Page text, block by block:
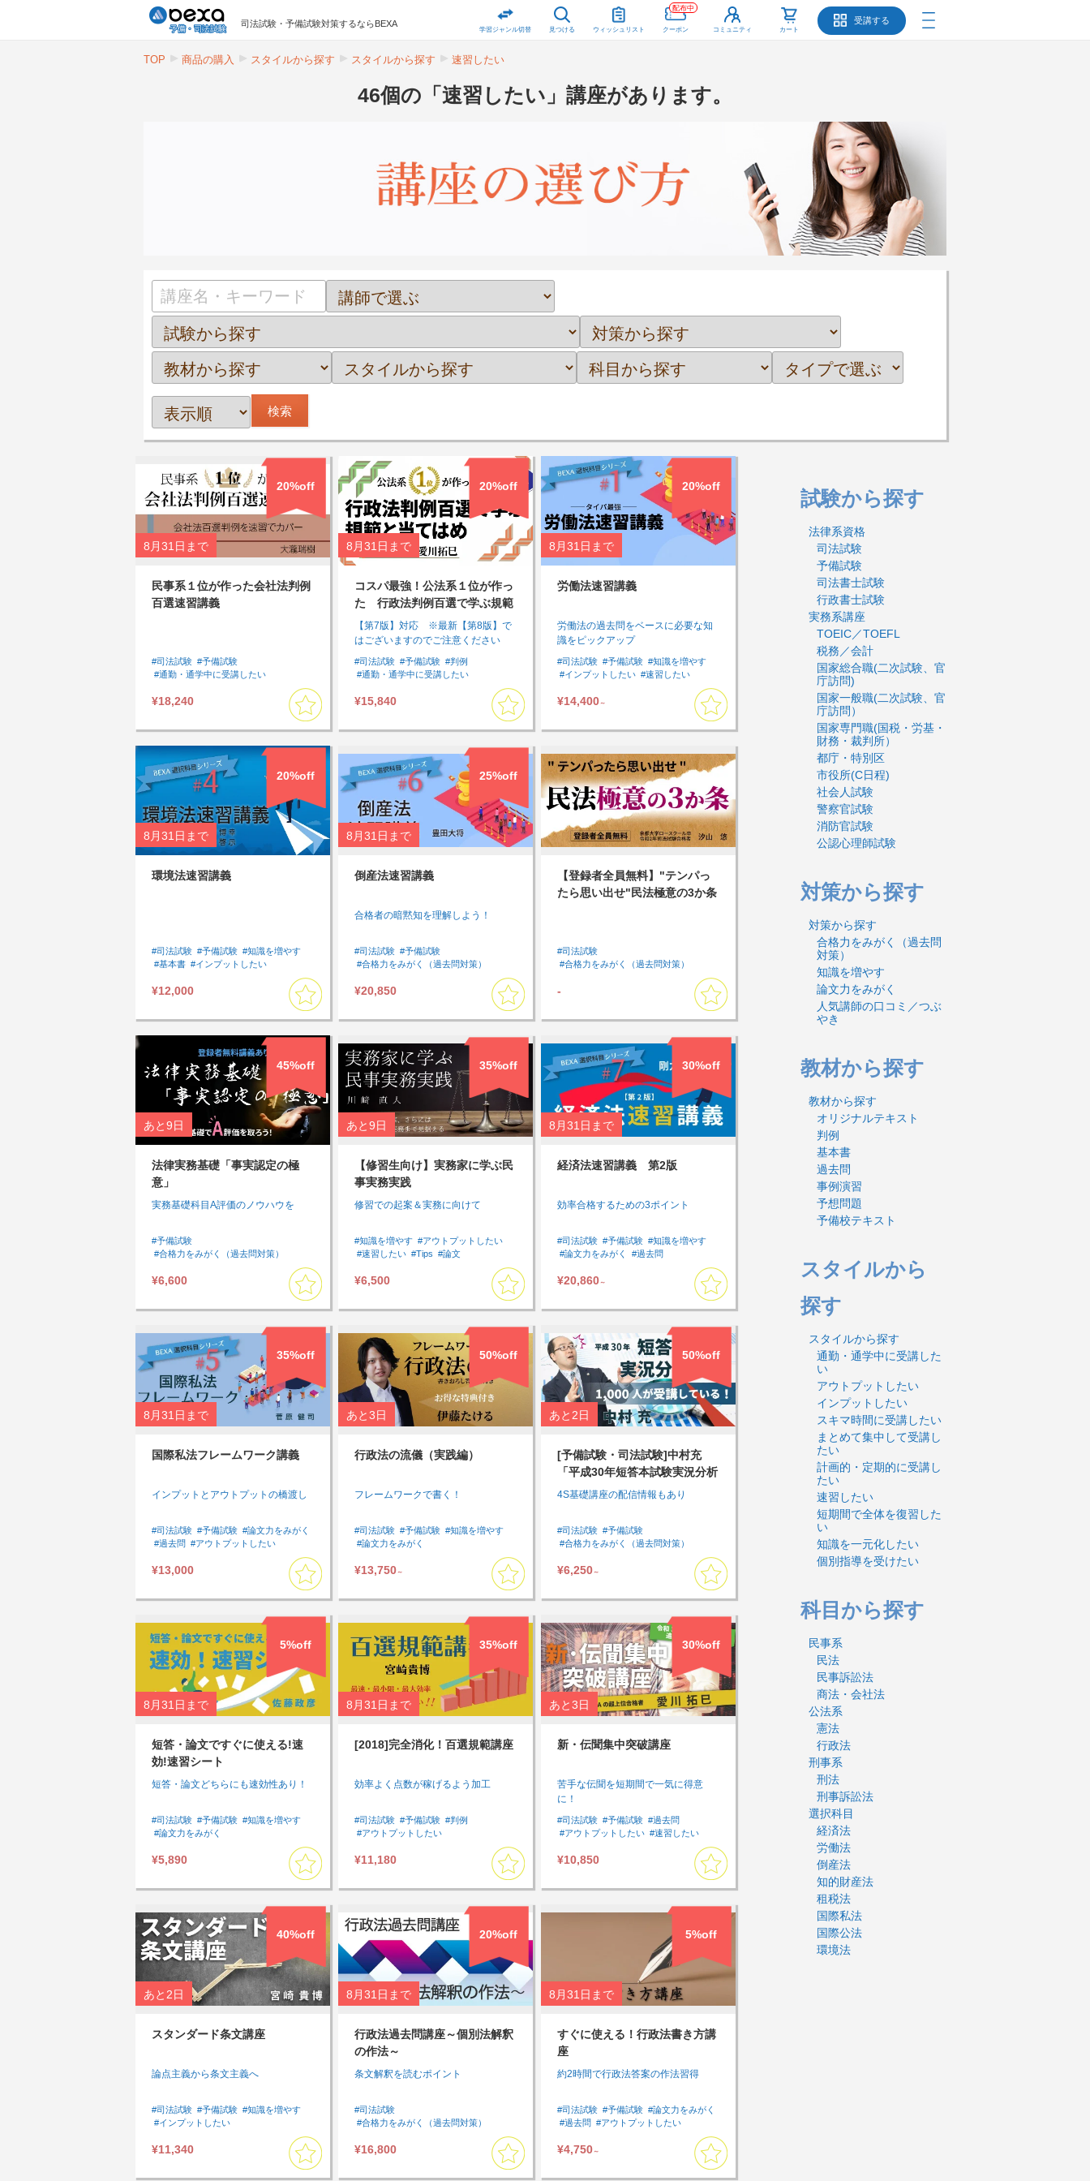
司法試験・予備試験対策するならBEXA
学習ジャンル切替 見つける ウィッシュリスト クーポン
配布中
コミュニティ カート
受講する
TOP 商品の購入 スタイルから探す スタイルから探す 速習したい
46個の「速習したい」講座があります。
民事系１位が作った会社法判例
百選速習講義
#司法試験 #予備試験
#通勤・通学中に受講したい
#速習したい
#論文対策
20%off
¥18,240
8月31日 まで
コスパ最強！公法系１位が作っ
た 行政法判例百選で学ぶ規範
と当てはめ
【第7版】対応 ※最新【第8版】で
はございますのでご注意ください
#司法試験 #予備試験 #判例
#通勤・通学中に受講したい
#速習したい
20%off
¥15,840
8月31日 まで
労働法速習講義
労働法の過去問をベースに必要な知
識をピックアップ
#司法試験 #予備試験 #知識を増やす
#インプットしたい #速習したい
#選択科目
#選択科目講座
20%off
¥14,400 ～
8月31日 まで
環境法速習講義
#司法試験 #予備試験 #知識を増やす
#基本書 #インプットしたい
#論文対策
#選択科目
20%off
¥12,000
8月31日 まで
倒産法速習講義
合格者の暗黙知を理解しよう！
#司法試験 #予備試験
#合格力をみがく（過去問対策）
#通勤・通学中に受講したい
#論文対策
25%off
¥20,850
8月31日 まで
【登録者全員無料】"テンパっ
たら思い出せ"民法極意の3か条
#司法試験
#合格力をみがく（過去問対策）
#速習したい
#民法
-
法律実務基礎「事実認定の極
意」
実務基礎科目A評価のノウハウを
#予備試験
#合格力をみがく（過去問対策）
#インプットしたい
#速習したい
45%off
¥6,600
あと9日
【修習生向け】実務家に学ぶ民
事実務実践
修習での起案＆実務に向けて
#知識を増やす #アウトプットしたい
#速習したい #Tips #論文
35%off
¥6,500
あと9日
経済法速習講義 第2版
効率合格するための3ポイント
#司法試験 #予備試験 #知識を増やす
#論文力をみがく
#過去問
#スキマ時間に受講したい
#速習したい
#選択科目
30%off
¥20,860 ～
8月31日 まで
国際私法フレームワーク講義
インプットとアウトプットの橋渡し
#司法試験 #予備試験 #論文力をみがく
#過去問 #アウトプットしたい
#論文対策
#選択科目講座
35%off
¥13,000
8月31日 まで
行政法の流儀（実践編）
フレームワークで書く！
#司法試験 #予備試験 #知識を増やす
#論文力をみがく
#アウトプットしたい
#基本７科目 #論文フレームワーク
#判例対策
50%off
¥13,750 ～
あと3日
[予備試験・司法試験]中村充
「平成30年短答本試験実況分析
講義」
4S基礎講座の配信情報もあり
#司法試験 #予備試験
#合格力をみがく（過去問対策）
#速習したい
#基本７科目
50%off
¥6,250 ～
あと 2日
短答・論文ですぐに使える!速
効!速習シート
短答・論文どちらにも速効性あり！
#司法試験 #予備試験 #知識を増やす
#論文力をみがく
#速習したい
#Tips #インプット
5%off
¥5,890
8月31日 まで
[2018]完全消化！百選規範講座
効率よく点数が稼げるよう加工
#司法試験 #予備試験 #判例
#アウトプットしたい
#速習したい
#短期間で全体を復習したい
#論文対策
35%off
¥11,180
8月31日 まで
新・伝聞集中突破講座
苦手な伝聞を短期間で一気に得意
に！
#司法試験 #予備試験 #過去問
#アウトプットしたい #速習したい
#基本７科目
#苦手分野対策
30%off
¥10,850
あと3日
スタンダード条文講座
論点主義から条文主義へ
#司法試験 #予備試験 #知識を増やす
#インプットしたい
#速習したい
#民法 #刑法
#基本７科目
40%off
¥11,340
あと 2日
行政法過去問講座～個別法解釈
の作法～
条文解釈を読むポイント
#司法試験
#合格力をみがく（過去問対策）
#アウトプットしたい
#速習したい
#基本７科目
20%off
¥16,800
8月31日 まで
すぐに使える！行政法書き方講
座
約2時間で行政法答案の作法習得
#司法試験 #予備試験 #論文力をみがく
#過去問 #アウトプットしたい
#インプット
#アウトプット
5%off
¥4,750 ～
8月31日 まで
試験から探す
法律系資格
司法試験
予備試験
司法書士試験
行政書士試験
実務系講座
TOEIC／TOEFL
税務／会計
国家総合職(二次試験、官
庁訪問)
国家一般職(二次試験、官
庁訪問）
国家専門職(国税・労基・
財務・裁判所）
都庁・特別区
市役所(C日程)
社会人試験
警察官試験
消防官試験
公認心理師試験
対策から探す
対策から探す
合格力をみがく（過去問
対策）
知識を増やす
論文力をみがく
人気講師の口コミ／つぶ
やき
教材から探す
教材から探す
オリジナルテキスト
判例
基本書
過去問
事例演習
予想問題
予備校テキスト
スタイルから
探す
スタイルから探す
通勤・通学中に受講した
い
アウトプットしたい
インプットしたい
スキマ時間に受講したい
まとめて集中して受講し
たい
計画的・定期的に受講し
たい
速習したい
短期間で全体を復習した
い
知識を一元化したい
個別指導を受けたい
科目から探す
民事系
民法
民事訴訟法
商法・会社法
公法系
憲法
行政法
刑事系
刑法
刑事訴訟法
選択科目
経済法
労働法
倒産法
知的財産法
租税法
国際私法
国際公法
環境法